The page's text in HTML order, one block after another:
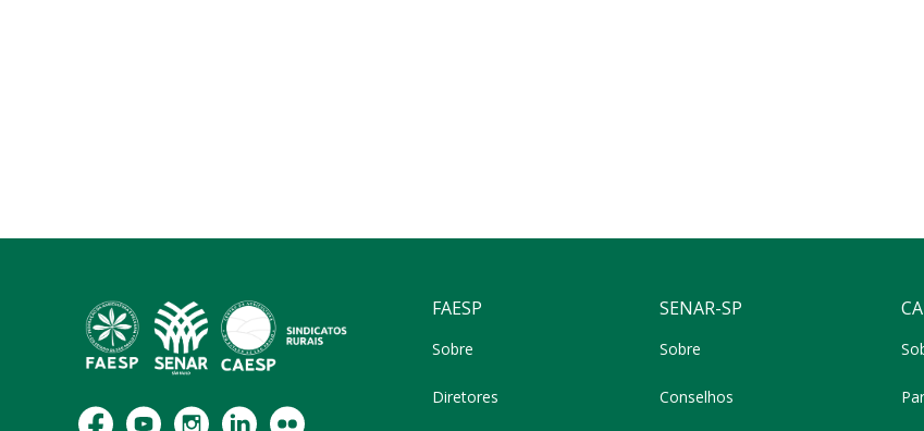
FAESP
Sobre
Diretores
SENAR-SP
Sobre
Conselhos